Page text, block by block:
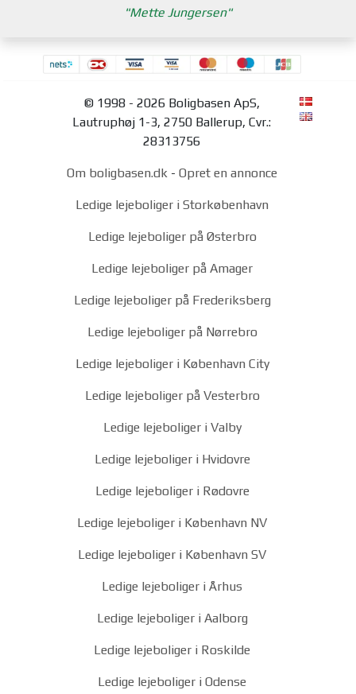
Mette Jungersen
© 1998 - 2026 Boligbasen ApS,
Lautruphøj 1-3, 2750 Ballerup, Cvr.:
28313756
Om boligbasen.dk - Opret en annonce
Ledige lejeboliger i Storkøbenhavn
Ledige lejeboliger på Østerbro
Ledige lejeboliger på Amager
Ledige lejeboliger på Frederiksberg
Ledige lejeboliger på Nørrebro
Ledige lejeboliger i København City
Ledige lejeboliger på Vesterbro
Ledige lejeboliger i Valby
Ledige lejeboliger i Hvidovre
Ledige lejeboliger i Rødovre
Ledige lejeboliger i København NV
Ledige lejeboliger i København SV
Ledige lejeboliger i Århus
Ledige lejeboliger i Aalborg
Ledige lejeboliger i Roskilde
Ledige lejeboliger i Odense